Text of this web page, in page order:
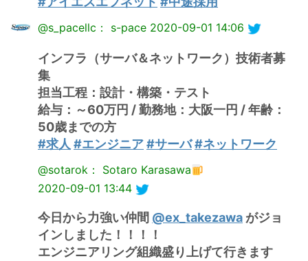
@s_pacellc： s-pace 2020-09-01 14:06
インフラ（サーバ＆ネットワーク）技術者募
集
担当工程：設計・構築・テスト
給与：～60万円 / 勤務地：大阪一円 / 年齢：
50歳までの方
#求人 #エンジニア#サーバ#ネットワーク
@sotarok： Sotaro Karasawa
2020-09-01 13:44
今日から力強い仲間 @ex_takezawa がジョ
インしました！！！！
エンジニアリング組織盛り上げて行きます